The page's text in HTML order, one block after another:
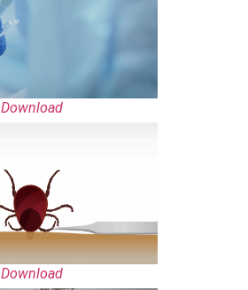
Download
Download